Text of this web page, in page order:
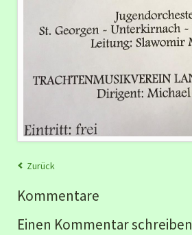
Zurück
Kommentare
Einen Kommentar schreiben